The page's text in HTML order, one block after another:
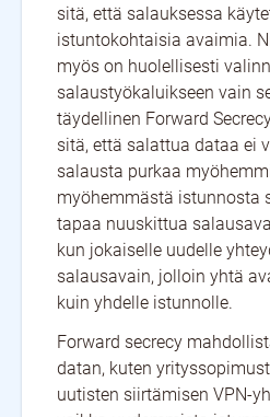
sitä, että salauksessa
istuntokohtaisia avaimia.
myös on huolellisesti
salaustyökaluikseen vain
täydellinen Forward
sitä, että salattua dataa ei
salausta purkaa
myöhemmästä istunnosta
tapaa nuuskittua
kun jokaiselle uudelle
salausavain, jolloin yhtä
kuin yhdelle istunnolle.
Forward secrecy
datan, kuten
uutisten siirtämisen VPN-